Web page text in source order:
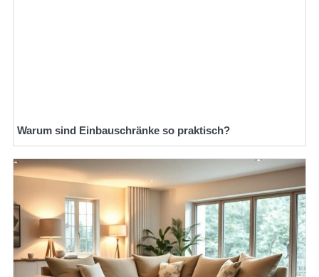
Warum sind Einbauschränke so praktisch?